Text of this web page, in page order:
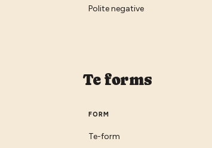
Polite negative
Te forms
FORM
Te-form